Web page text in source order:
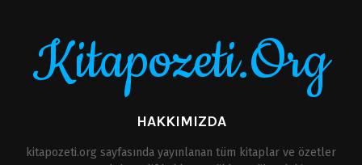
Kitapozeti.Org
HAKKIMIZDA
kitapozeti.org sayfasında yayınlanan tüm kitaplar ve özetler